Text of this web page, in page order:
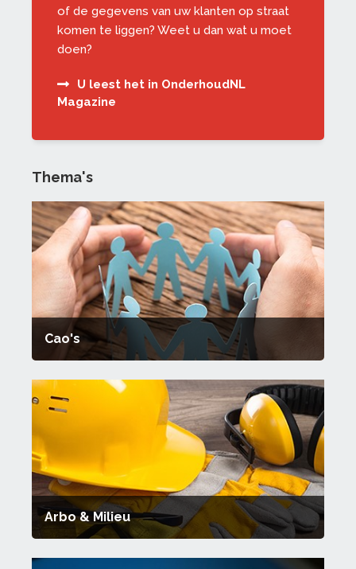
of de gegevens van uw klanten op straat
komen te liggen? Weet u dan wat u moet
doen?
U leest het in OnderhoudNL
Magazine
Thema's
Cao's
Arbo & Milieu